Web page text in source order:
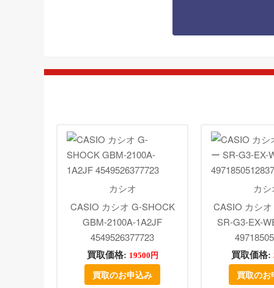
カシオ
CASIO カシオ G-SHOCK
GBM-2100A-1A2JF
4549526377723
買取価格: 19500円
買取のお申込み
カシ
CASIO カシ
SR-G3-EX-
買取価格:
買取のお